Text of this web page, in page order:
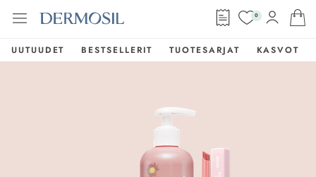
0
UUTUUDET BESTSELLERIT TUOTESARJAT KASVOT